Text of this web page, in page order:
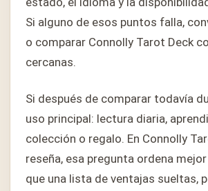
Si alguno de esos puntos falla,
o comparar Connolly Tarot Deck
cercanas.
Si después de comparar todavía
uso principal: lectura diaria,
colección o regalo. En Connolly
reseña, esa pregunta ordena
que una lista de ventajas sueltas,